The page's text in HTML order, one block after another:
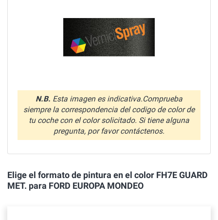
N.B. Esta imagen es indicativa.Comprueba
siempre la correspondencia del codigo de color de
tu coche con el color solicitado. Si tiene alguna
pregunta, por favor contáctenos.
Elige el formato de pintura en el color FH7E GUARD
MET. para FORD EUROPA MONDEO